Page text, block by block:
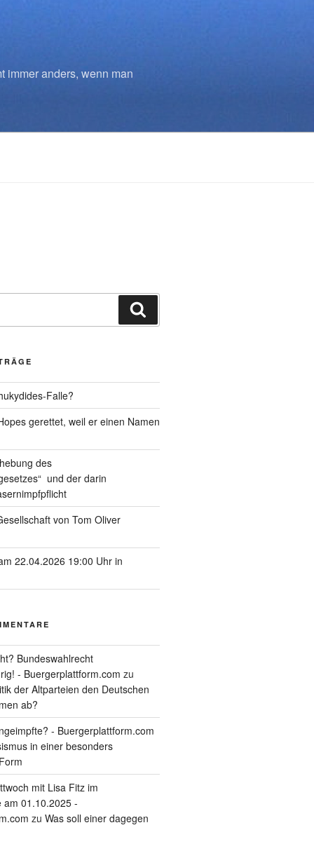
immer anders, wenn man
Falle?
gerettet, weil er einen Namen
des
und der darin
von Tom Oliver
22.04.2026 19:00 Uhr in
Bundeswahlrecht
- Buergerplattform.com zu
der Altparteien den Deutschen
ab?
- Buergerplattform.com
in einer besonders
mit Lisa Fitz im
am 01.10.2025 -
zu Was soll einer dagegen